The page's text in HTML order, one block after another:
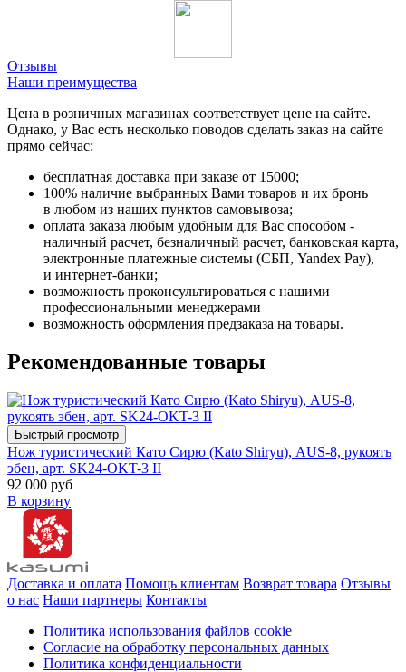
Отзывы
Наши преимущества
Цена в розничных магазинах соответствует цене на сайте.
Однако, у Вас есть несколько поводов сделать заказ на сайте
прямо сейчас:
бесплатная доставка при заказе от 15000;
100% наличие выбранных Вами товаров и их бронь
в любом из наших пунктов самовывоза;
оплата заказа любым удобным для Вас способом -
наличный расчет, безналичный расчет, банковская карта,
электронные платежные системы (СБП, Yandex Pay),
и интернет-банки;
возможность проконсультироваться с нашими
профессиональными менеджерами
возможность оформления предзаказа на товары.
Рекомендованные товары
Быстрый просмотр
Нож туристический Като Сирю (Kato Shiryu), AUS-8, рукоять
эбен, арт. SK24-OKT-3 II
92 000 руб
В корзину
Доставка и оплата Помощь клиентам Возврат товара Отзывы
о нас Наши партнеры Контакты
Политика использования файлов cookie
Согласие на обработку персональных данных
Политика конфиденциальности